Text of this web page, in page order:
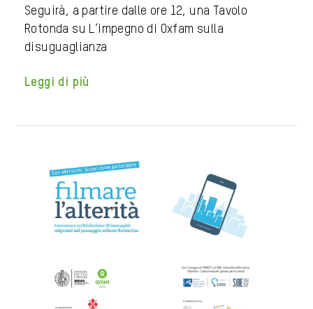
Seguirà, a partire dalle ore 12, una Tavolo
Rotonda su L’impegno di Oxfam sulla
disuguaglianza
Leggi di più